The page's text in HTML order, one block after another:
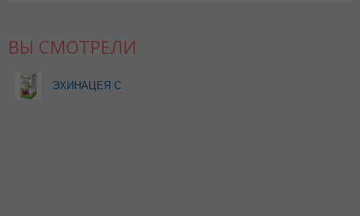
ВЫ СМОТРЕЛИ
ЭХИНАЦЕЯ С